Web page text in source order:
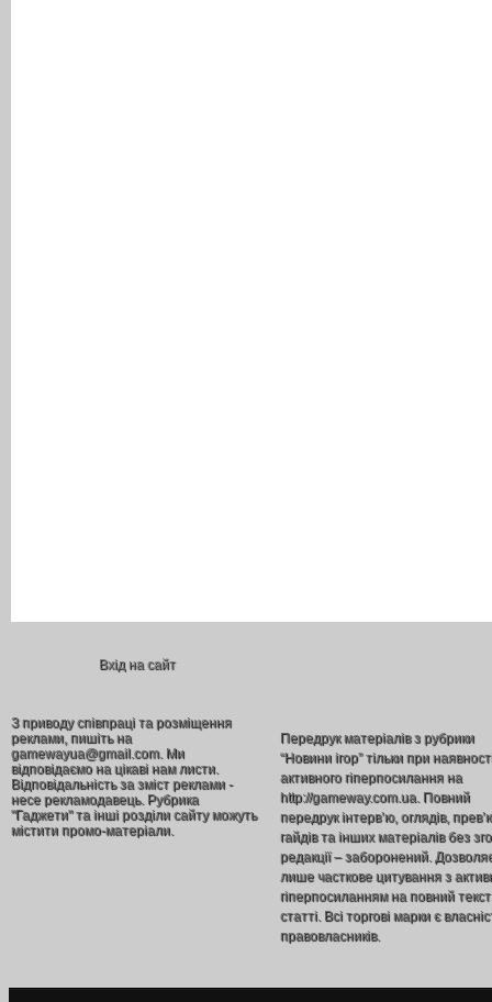
Вхід на сайт
З приводу співпраці та розміщення
реклами, пишіть на
gamewayua@gmail.com. Ми
відповідаємо на цікаві нам листи.
Відповідальність за зміст реклами -
несе рекламодавець. Рубрика
"Гаджети" та інші розділи сайту можуть
містити промо-матеріали.
Передрук матеріалів з рубрики
“Новини ігор” тільки при
активного гіперпосилання на
http://gameway.com.ua. Повний
передрук інтерв’ю, оглядів,
гайдів та інших матеріалів без
редакції – заборонений.
лише часткове цитування з
гіперпосиланням на повний текст
статті. Всі торгові марки є
правовласників.